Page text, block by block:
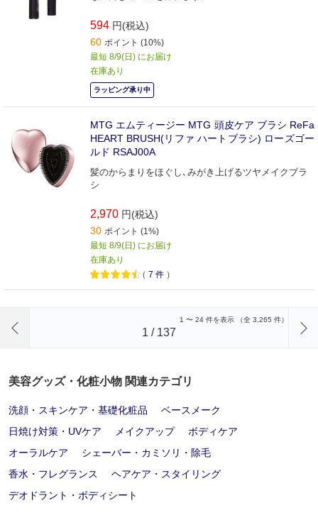
594 円(税込)
60 ポイント (10%)
最短 8/9(日) にお届け
在庫あり
ラッピング承り中
MTG エムティージー MTG 頭皮ケア ブラシ ReFa
HEART BRUSH(リファ ハートブラシ) ローズゴー
ルド RSAJ00A
髪のからまりをほぐし､みがき上げるツヤメイクブラ
シ
2,970 円(税込)
30 ポイント (1%)
最短 8/9(日) にお届け
在庫あり
（ 7 件 ）
1 〜 24 件を表示 （全 3,265 件）
1 / 137
美容グッズ・化粧小物 関連カテゴリ
洗顔・スキンケア・基礎化粧品
ベースメーク
日焼け対策・UVケア
メイクアップ
ボディケア
オーラルケア
シェーバー・カミソリ・除毛
香水・フレグランス
ヘアケア・スタイリング
デオドラント・ボディシート